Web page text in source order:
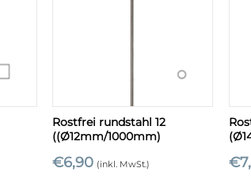
Rostfrei rundstahl 12
((Ø12mm/1000mm)
€6,90 (inkl. MwSt.) €